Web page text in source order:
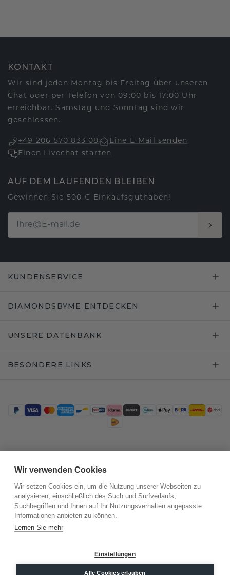
KONTAKT
Wir sind jeden Montag bis Freitag über unseren
Chat oder per Telefon von 09:00 bis 17:00 Uhr
erreichbar. Samstag und Sonntag sind wir
geschlossen.
+49 206 570 833 08
Eine E-Mail senden
Einen Livechat starten
AUF DEM LAUFENDEN BLEIBEN
Gewinnen Sie 500 € Einkaufsguthaben!
KUNDENSERVICE
DIAMONDSBYME ENTDECKEN
UNSERE DATENBANK
BESONDERE LINKS
©2026.DiamondsByMe
Wir verwenden Cookies
Wir setzen Cookies ein, um die Nutzung unserer Webseiten zu
analysieren, einschließlich des Such und Surfverlaufs,
Suchbegriffen und Ihnen auf Ihr Nutzungsverhalten angepasste
Informationen anbieten zu können.
Lernen Sie mehr
Einstellungen
Alle Cookies erlauben